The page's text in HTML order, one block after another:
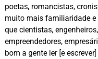
poetas, romancistas,
muito mais familiaridade
que cientistas,
empreendedores,
bom a gente ler [e